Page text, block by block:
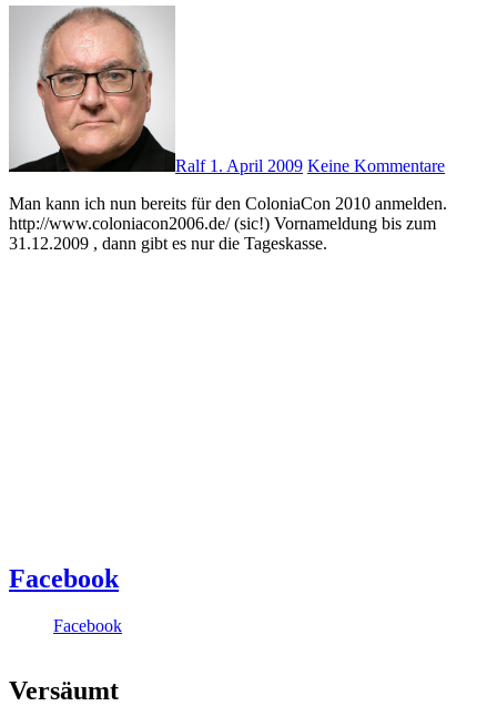
Ralf 1. April 2009 Keine Kommentare
Man kann ich nun bereits für den ColoniaCon 2010 anmelden.
http://www.coloniacon2006.de/ (sic!) Vornameldung bis zum
31.12.2009 , dann gibt es nur die Tageskasse.
Facebook
Facebook
Versäumt